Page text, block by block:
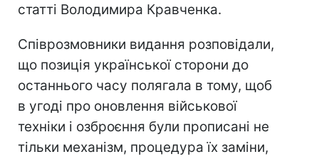
статті Володимира Кравченка.
Співрозмовники видання розповідали,
що позиція української сторони до
останнього часу полягала в тому, щоб
в угоді про оновлення військової
техніки і озброєння були прописані не
тільки механізм, процедура їх заміни,